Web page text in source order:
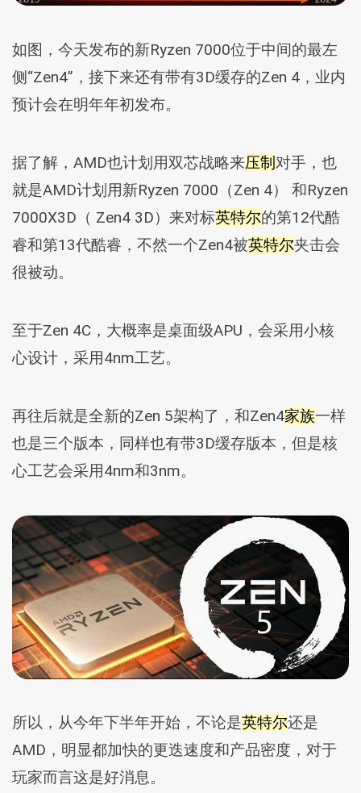
如图，今天发布的新Ryzen 7000位于中间的最左
侧“Zen4”，接下来还有带有3D缓存的Zen 4，业内
预计会在明年年初发布。
据了解，AMD也计划用双芯战略来压制 对手，也
就是AMD计划用新Ryzen 7000（Zen 4） 和Ryzen
7000X3D（ Zen4 3D）来对标英特尔的第12代酷
睿和第13代酷睿，不然一个Zen4被英特尔夹击会
很被动。
至于Zen 4C，大概率是桌面级APU，会采用小核
心设计，采用4nm工艺。
再往后就是全新的Zen 5架构了，和Zen4家族一样
也是三个版本，同样也有带3D缓存版本，但是核
心工艺会采用4nm和3nm。
所以，从今年下半年开始，不论是英特尔还是
AMD，明显都加快的更迭速度和产品密度，对于
玩家而言这是好消息。